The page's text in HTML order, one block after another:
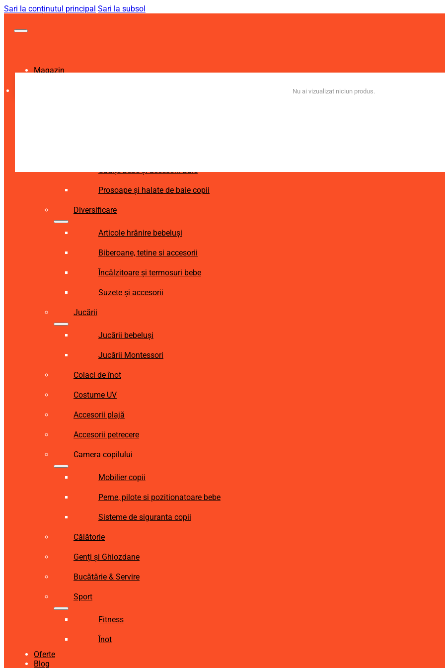
Sari la conținutul principal Sari la subsol
Magazin
Cădițe bebe și accesorii baie
Prosoape și halate de baie copii
Diversificare
Articole hrănire bebeluși
Biberoane, tetine si accesorii
Încălzitoare și termosuri bebe
Suzete și accesorii
Jucării
Jucării bebeluși
Jucării Montessori
Colaci de înot
Costume UV
Accesorii plajă
Accesorii petrecere
Camera copilului
Mobilier copii
Perne, pilote si pozitionatoare bebe
Sisteme de siguranta copii
Călătorie
Genți și Ghiozdane
Bucătărie & Servire
Sport
Fitness
Înot
Oferte
Blog
Nu ai vizualizat niciun produs.